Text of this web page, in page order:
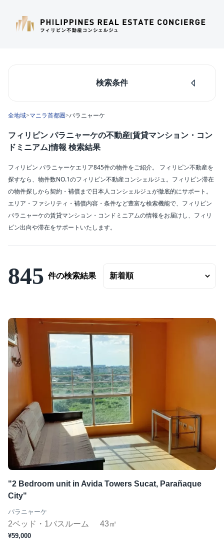
検索条件
マカティ
タギッグ
ケソンシティ
ダパオ
セブシティ
カラバルソン
エリア
パラニャーケ(845)
エリアの変更
賃料
ベッドルーム数
面積
こだわり条件
駐車場有
エアコンつき
プールつき
ジムあり
Wifi完備
コンシェルジュ
短期（１ヶ月〜）
全地域>マニラ首都圏>パラニャーケ
フィリピン パラニャーケの不動産[賃貸マンション・コン
ドミニアム]情報 検索結果
フィリピン パラニャーケエリア845件の物件をご紹介。 フィリピン不動産を
探すなら、物件数NO.1のフィリピン不動産コンシェルジュ。フィリピン滞在
の物件探しから契約・補償まで日本人コンシェルジュが徹底的にサポート。
エリア・ファシリティ・補償内容・条件など豊富な検索機能で、フィリピン
パラニャーケの賃貸マンション・コンドミニアムの情報をお届けし、フィリ
ピン出向や滞在をサポートいたします。
845 件の検索結果
"2 Bedroom unit in Avida Towers Sucat, Parañaque
City"
パラニャーケ
2ベッド・1バスルーム 43㎡
¥59,000